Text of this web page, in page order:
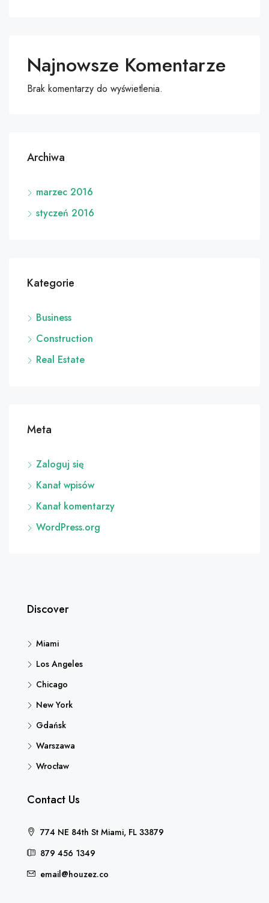
Najnowsze Komentarze
Brak komentarzy do wyświetlenia.
Archiwa
marzec 2016
styczeń 2016
Kategorie
Business
Construction
Real Estate
Meta
Zaloguj się
Kanał wpisów
Kanał komentarzy
WordPress.org
Discover
Miami
Los Angeles
Chicago
New York
Gdańsk
Warszawa
Wrocław
Contact Us
774 NE 84th St Miami, FL 33879
879 456 1349
email@houzez.co